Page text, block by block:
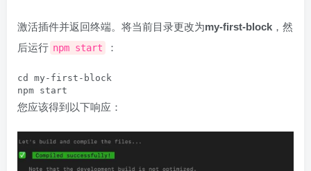
激活插件并返回终端。将当前目录更改为my-first-block ，然
后运行 npm start ：
cd my-first-block
npm start
您应该得到以下响应：